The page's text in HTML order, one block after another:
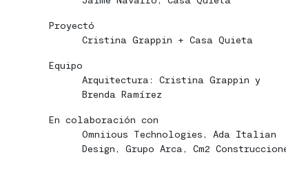
Proyectó
Cristina Grappin + Casa Quieta
Equipo
Arquitectura: Cristina Grappin y
Brenda Ramírez
En colaboración con
Omniious Technologies, Ada Italian
Design, Grupo Arca, Cm2